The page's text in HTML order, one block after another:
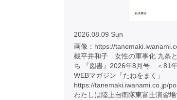
2026.08.09 Sun
画像：https://
載平井和子 女性の軍事化 九条
ち 『図書』2026年8月号 ＜81
WEBマガジン「たねをまく」
https://tanemaki.iwanami.co.jp/
わたしは陸上自衛隊東富士演習